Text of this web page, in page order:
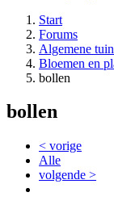
Start
Forums
Algemene
Bloemen en
bollen
bollen
< vorige
Alle
volgende >